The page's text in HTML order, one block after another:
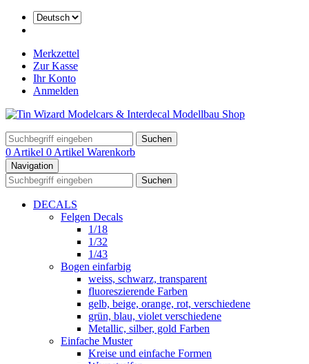
Merkzettel
Zur Kasse
Ihr Konto
Anmelden
Suchen
0 Artikel 0 Artikel Warenkorb
Navigation
Suchen
DECALS
Felgen Decals
1/18
1/32
1/43
Bogen einfarbig
weiss, schwarz, transparent
fluoreszierende Farben
gelb, beige, orange, rot, verschiedene
grün, blau, violet verschiedene
Metallic, silber, gold Farben
Einfache Muster
Kreise und einfache Formen